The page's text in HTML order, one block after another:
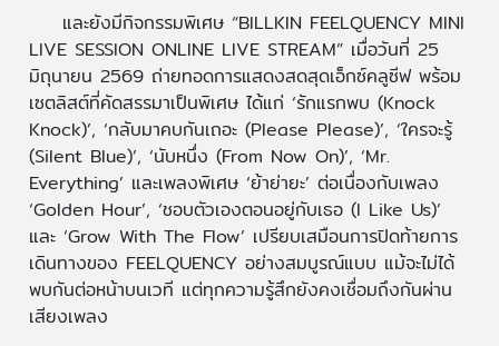
และยังมีกิจกรรมพิเศษ “BILLKIN FEELQUENCY MINI
LIVE SESSION ONLINE LIVE STREAM” เมื่อวันที่ 25
มิถุนายน 2569 ถ่ายทอดการแสดงสดสุดเอ็กซ์คลูซีฟ พร้อม
เซตลิสต์ที่คัดสรรมาเป็นพิเศษ ได้แก่ ‘รักแรกพบ (Knock
Knock)’, ‘กลับมาคบกันเถอะ (Please Please)’, ‘ใครจะรู้
(Silent Blue)’, ‘นับหนึ่ง (From Now On)’, ‘Mr.
Everything’ และเพลงพิเศษ ‘ย้าย่ายะ’ ต่อเนื่องกับเพลง
‘Golden Hour’, ‘ชอบตัวเองตอนอยู่กับเธอ (I Like Us)’
และ ‘Grow With The Flow’ เปรียบเสมือนการปิดท้ายการ
เดินทางของ FEELQUENCY อย่างสมบูรณ์แบบ แม้จะไม่ได้
พบกันต่อหน้าบนเวที แต่ทุกความรู้สึกยังคงเชื่อมถึงกันผ่าน
เสียงเพลง